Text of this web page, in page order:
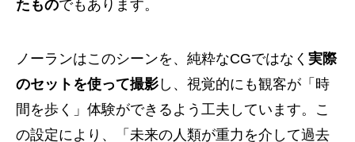
たものでもあります。
ノーランはこのシーンを、純粋なCGではなく 実際
のセットを使って撮影 し、視覚的にも観客が「時
間を歩く」体験ができるよう工夫しています。こ
の設定により、「未来の人類が重力を介して過去